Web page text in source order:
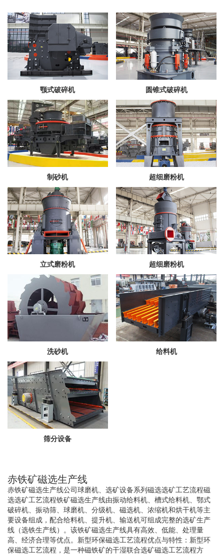
颚式破碎机 圆锥式破碎机
制砂机 超细磨粉机
立式磨粉机 超细磨粉机
洗砂机 给料机
筛分设备
赤铁矿磁选生产线
赤铁矿磁选生产线公司球磨机、选矿设备系列磁选选矿工艺流程磁
选选矿工艺流程铁矿磁选生产线由振动给料机、槽式给料机、鄂式
破碎机、振动筛、球磨机、分级机、磁选机、浓缩机和烘干机等主
要设备组成，配合给料机、提升机、输送机可组成完整的选矿生产
线（选铁生产线）。该铁矿磁选生产线具有高效、低能、处理量
高、经济合理等优点。新型环保磁选工艺流程优点与特性：新型环
保磁选工艺流程，是一种磁铁矿的干湿联合选矿磁选工艺流程方